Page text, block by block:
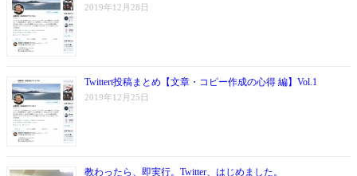
2019年12月28日
Twittert投稿まとめ【文章・コピー作成の心得 編】Vol.1
2019年12月25日
教わったら、即実行。Twitter、はじめました。